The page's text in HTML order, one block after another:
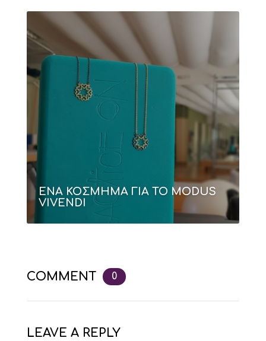
ΕΝΑ ΚΟΣΜΗΜΑ ΓΙΑ ΤΟ MODUS
VIVENDI
COMMENT 0
LEAVE A REPLY